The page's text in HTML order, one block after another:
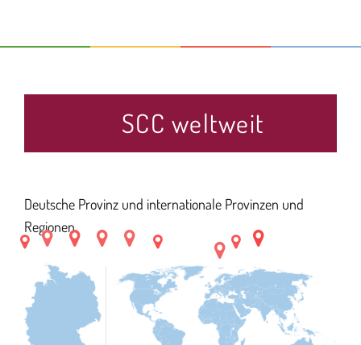
SCC weltweit
Deutsche Provinz und internationale Provinzen und
Regionen.